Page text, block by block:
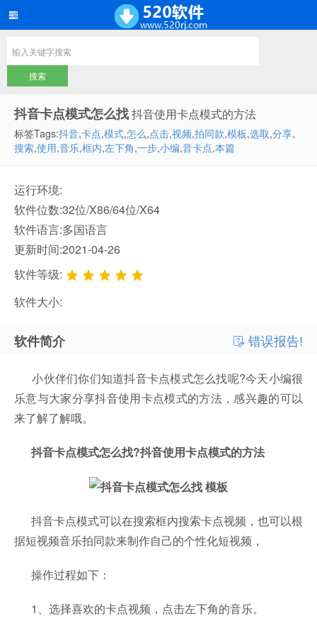
抖音卡点模式怎么找抖音使用卡点模式的方法
标签Tags:抖音,卡点,模式,怎么,点击,视频,拍同款,模板,选取,分享,
搜索,使用,音乐,框内,左下角,一步,小编,音卡点,本篇
运行环境:
软件位数:32位/X86/64位/X64
软件语言:多国语言
更新时间:2021-04-26
软件等级:
软件大小:
软件简介 错误报告!
小伙伴们你们知道抖音卡点模式怎么找呢?今天小编很
乐意与大家分享抖音使用卡点模式的方法，感兴趣的可以
来了解了解哦。
抖音卡点模式怎么找?抖音使用卡点模式的方法
抖音卡点模式可以在搜索框内搜索卡点视频，也可以根
据短视频音乐拍同款来制作自己的个性化短视频，
操作过程如下：
1、选择喜欢的卡点视频，点击左下角的音乐。